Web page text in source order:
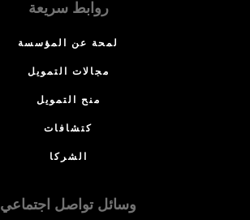
روابط سريعة
لمحة عن المؤسسة
مجالات التمويل
منح التمويل
كتشافات
الشركا
وسائل تواصل اجتماعي